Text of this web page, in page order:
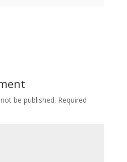
be published. Required